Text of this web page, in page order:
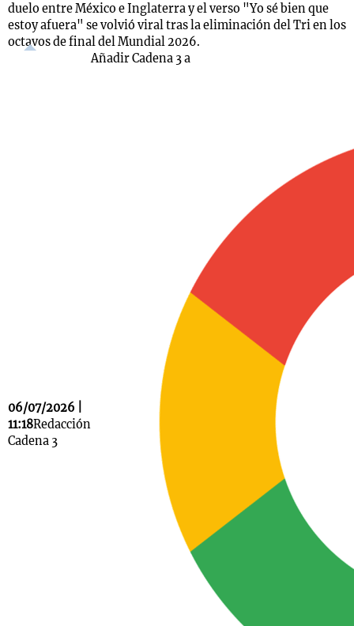
duelo entre México e Inglaterra y el verso "Yo sé bien que
estoy afuera" se volvió viral tras la eliminación del Tri en los
octavos de final del Mundial 2026.
06/07/2026 |
11:18Redacción
Cadena 3
Añadir Cadena 3 a